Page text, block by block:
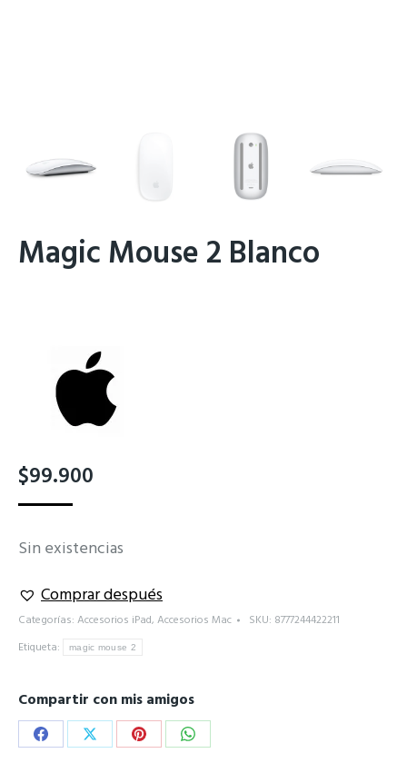
Magic Mouse 2 Blanco
$99.900
Sin existencias
Comprar después
Categorías: Accesorios iPad, Accesorios Mac SKU: 8777244422211
Etiqueta:
magic mouse 2
Compartir con mis amigos
Share
Share
Share
Share